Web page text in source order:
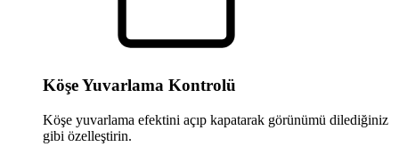
Köşe Yuvarlama Kontrolü
Köşe yuvarlama efektini açıp kapatarak görünümü dilediğiniz
gibi özelleştirin.